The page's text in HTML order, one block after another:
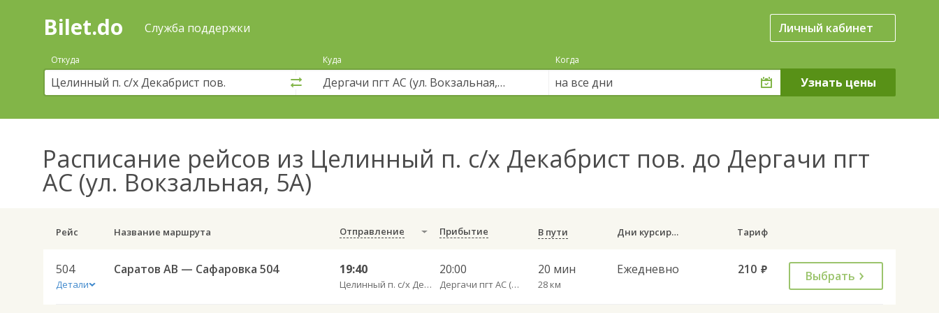
Поиск
покупка
билетов
автобус
онлайн
Bilet.do Служба поддержки Личный кабинет
Откуда Куда Когда
на все дни
Расписание рейсов из Целинный п. с/х Декабрист пов. до Дергачи пгт
АС (ул. Вокзальная, 5А)
Рейс Название маршрута Отправление Прибытие В пути Дни курсирования Тариф
504
Детали
Саратов АВ — Сафаровка 504 19:40
Целинный п. с/х Декабрист пов.
20:00
Дергачи пгт АС (ул. Вокзальная, 5А)
20 мин
28 км
Ежедневно 210 руб. Выбрать